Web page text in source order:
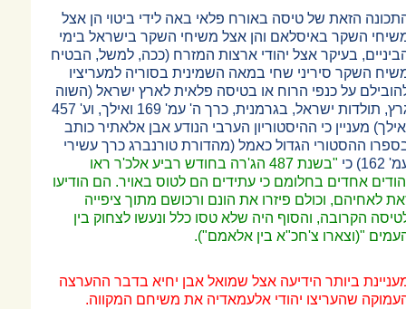
הזאת של טיסה באורח פלאי באה לידי ביטוי הן אצל
השקר באיסלאם והן אצל משיחי השקר בישראל בימי
בעיקר אצל יהודי ארצות המזרח (ככה, למשל, הבטיח
השקר סיריני שחי במאה השמינית בסוריה למעריציו
על כנפי הרוח או בטיסה פלאית לארץ ישראל (השוה
גרץ, תולדות ישראל, בגרמנית, כרך ה' עמ' 169 ואילך, וע' 457
מעניין כי ההיסטוריון הערבי הנודע אבן אלאתיר כותב
ההסטורי הגדול כאמל (מהדורת טורנברג כרך עשירי
162) כי
"בשנת 487 הג'רה בחודש רביע אלכ'ר ראו
אחדים בחלומם כי עתידים הם לטוס באויר. הם הודיעו
לאחיהם, וכולם פיזרו את הונם ורכושם מתוך ציפייה
הקרובה, והסוף היה שלא טסו כלל ונעשו לצחוק בין
"(וצארו צ'חכ"א בין אלאמם").
ביותר הידיעה אצל שמואל אבן יחיא בדבר ההערצה
שהעריצו יהודי אלעמאדיה את משיחם המקווה.